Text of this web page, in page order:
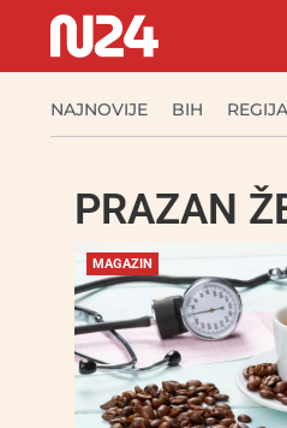
NAJNOVIJE BIH REGIJA
PRAZAN
MAGAZIN